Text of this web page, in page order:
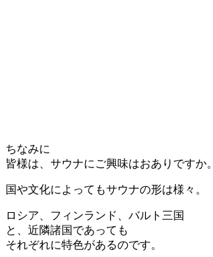
ちなみに
皆様は、サウナにご興味はおありですか。
国や文化によってもサウナの形は様々。
ロシア、フィンランド、バルト三国
と、近隣諸国であっても
それぞれに特色があるのです。